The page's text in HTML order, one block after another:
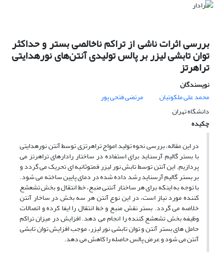
بررسی اثرات ناشی از تراکم ناخالصی بستر و حداکثر
توان تابشی لیزر بر پالس تولیدی آنتن‌های نورهدایتی
تراهرتز
نویسندگان
محمد علی ملکوتیان
مرتضی فتحی پور
دانشگاه تهران
چکیده
در این مقاله، بررسی نحوه تولید امواج تراهرتزی توسط آنتن نورهدایتی
با بستر گالیم آرسناید برای استفاده در ساختار رادارهای تراهرتز می
پردازیم. این آنتن توسط تابش نور لیزر فمتوثانیه ای تحریک می گردد و
بر بستر گالیم آرسناید رشد داده شده در دمای پایین ساخته می شود.
با توجه به اینکه برای هر ساختار آنتنی منبع، خط انتقال و بخش تشعشع
کننده مورد نیاز است، در این نوع آنتن هر سه بخش در ساخار آنتن
خلاصه می گردد. بستر نقش منبع و خط انتقال را ایفا کرده و اتصالات
وظیفه بخش تشعشع کننده را انجام می دهد. افزایش در میزان تراکم
حامل های بستر آنتن و توان تابشی نور لیزر، موجب افزایش توان تابشی
آنتن می شود و عرض پالس حاصله را کاهش می دهد.